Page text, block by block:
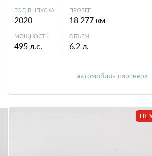
ГОД ВЫПУСКА
2020
ПРОБЕГ
18 277 км
МОЩНОСТЬ
495 л.с.
ОБЪЕМ
6.2 л.
автомобиль партнера
НЕ